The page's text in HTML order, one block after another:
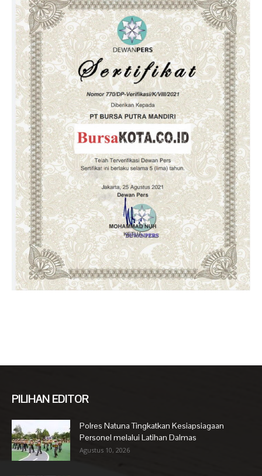
PILIHAN EDITOR
Polres Natuna Tingkatkan Kesiapsiagaan
Personel melalui Latihan Dalmas
Agustus 10, 2026